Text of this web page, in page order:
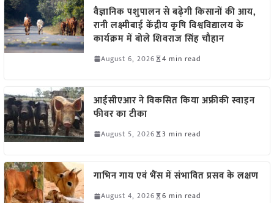
वैज्ञानिक पशुपालन से बढ़ेगी किसानों की आय,
रानी लक्ष्मीबाई केंद्रीय कृषि विश्वविद्यालय के
कार्यक्रम में बोले शिवराज सिंह चौहान
August 6, 2026 4 min read
आईसीएआर ने विकसित किया अफ्रीकी स्वाइन
फीवर का टीका
August 5, 2026 3 min read
गाभिन गाय एवं भैंस में संभावित प्रसव के लक्षण
August 4, 2026 6 min read